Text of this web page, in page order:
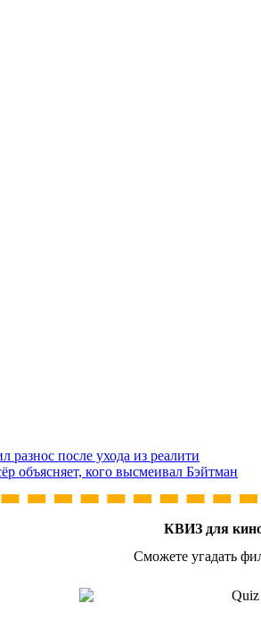
после ухода из реалити
объясняет, кого высмеивал Бэйтман
КВИЗ для
Сможете угадать